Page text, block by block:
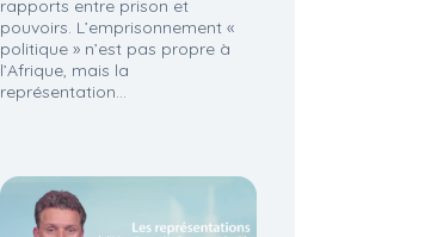
rapports entre prison et
pouvoirs. L’emprisonnement «
politique » n’est pas propre à
l’Afrique, mais la
représentation...